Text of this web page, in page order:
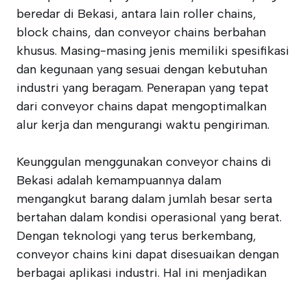
beredar di Bekasi, antara lain roller chains,
block chains, dan conveyor chains berbahan
khusus. Masing-masing jenis memiliki spesifikasi
dan kegunaan yang sesuai dengan kebutuhan
industri yang beragam. Penerapan yang tepat
dari conveyor chains dapat mengoptimalkan
alur kerja dan mengurangi waktu pengiriman.
Keunggulan menggunakan conveyor chains di
Bekasi adalah kemampuannya dalam
mengangkut barang dalam jumlah besar serta
bertahan dalam kondisi operasional yang berat.
Dengan teknologi yang terus berkembang,
conveyor chains kini dapat disesuaikan dengan
berbagai aplikasi industri. Hal ini menjadikan